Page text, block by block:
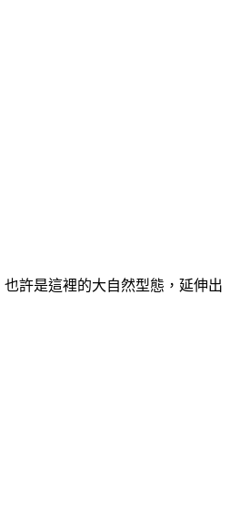
也許是這裡的大自然型態，延伸出